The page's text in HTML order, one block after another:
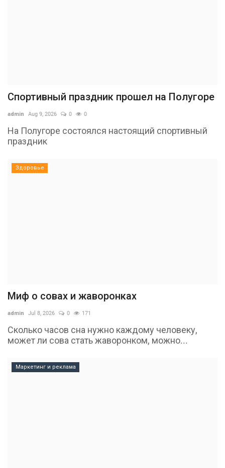
Спортивный праздник прошел на Полугоре
admin Aug 9, 2026 0 0
На Полугоре состоялся настоящий спортивный
праздник
Здоровье
Миф о совах и жаворонках
admin Jul 8, 2026 0 171
Сколько часов сна нужно каждому человеку,
может ли сова стать жаворонком, можно...
Маркетинг и реклама